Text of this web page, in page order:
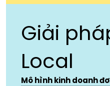
Giải
Local
Mô hình kinh doanh